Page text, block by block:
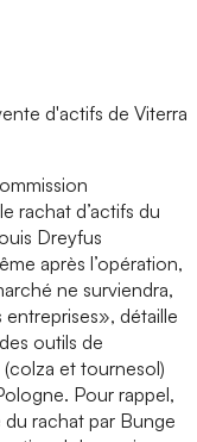
d'actifs de Viterra
rachat d’actifs du
Dreyfus
après l’opération,
ne surviendra,
détaille
outils de
et tournesol)
Pour rappel,
rachat par Bunge